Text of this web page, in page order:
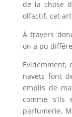
de la chose
olfactif, cet
À travers
on a pu
Évidemment,
navets font
emplis de
comme
parfumerie.